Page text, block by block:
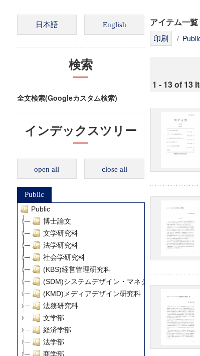
検索
全文検索(Googleカスタム検索)
インデックスツリー
open all close all
Public
Public
博士論文
文学研究科
法学研究科
社会学研究科
(KBS)経営管理研究科
(SDM)システムデザイン・マネジメント研究科
(KMD)メディアデザイン研究科
法務研究科
文学部
経済学部
法学部
商学部
アイテム一覧
/
1 - 13 of 13